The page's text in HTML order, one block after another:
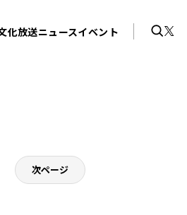
化放送ニュースイベント
次ページ